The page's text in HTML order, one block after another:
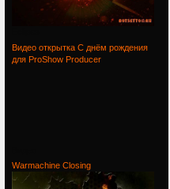
Видео открытка С днём рождения
для ProShow Producer
Warmachine Closing